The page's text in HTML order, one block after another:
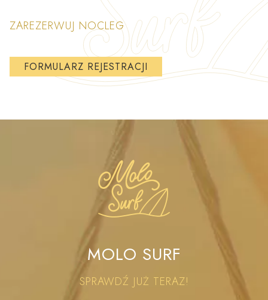
MOLO SURF
SPRAWDŹ JUŻ TERAZ!
ZAREZERWUJ NOCLEG
FORMULARZ REJESTRACJI